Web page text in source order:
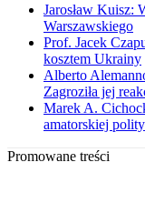
Jarosław Kuisz:
Warszawskiego
Prof. Jacek
kosztem Ukrainy
Alberto
Zagroziła jej
Marek A.
amatorskiej
Promowane treści